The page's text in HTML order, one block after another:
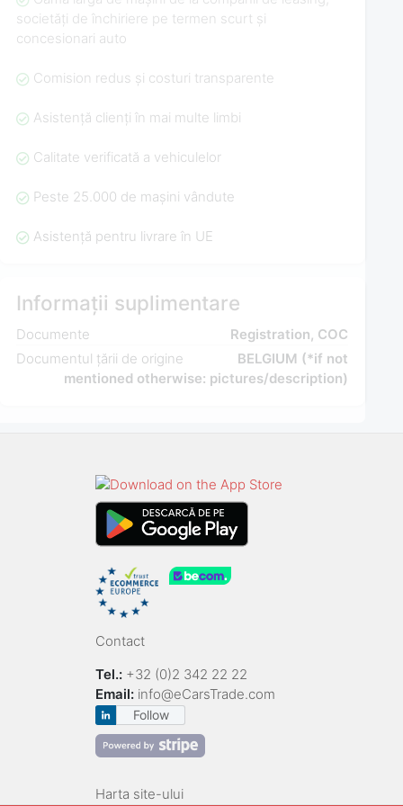
societăți de închiriere pe termen scurt și
concesionari auto
Comision redus și costuri transparente
Asistență clienți în mai multe limbi
Calitate verificată a vehiculelor
Peste 25.000 de mașini vândute
Asistență pentru livrare în UE
Informații suplimentare
Documente
Registration, COC
Documentul țării de origine
BELGIUM (*if not
mentioned otherwise: pictures/description)
Contact
Tel.: +32 (0)2 342 22 22
Email: info@eCarsTrade.com
Follow
Harta site-ului